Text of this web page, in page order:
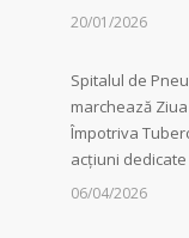
20/01/2026
Spitalul de
marchează
Împotriva
acțiuni
06/04/2026